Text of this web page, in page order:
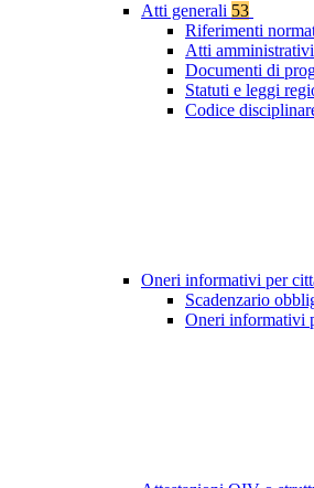
Atti generali 53
Riferimenti
Atti
Documenti di
Statuti e leggi
Codice
Oneri informativi per
Scadenzario
Oneri informativi